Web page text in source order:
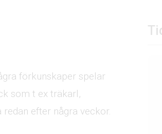
förkunskaper spelar
som t ex träkarl,
efter några veckor.